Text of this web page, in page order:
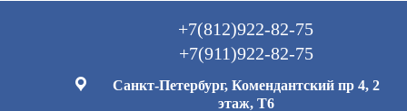
+7(812)922-82-75
+7(911)922-82-75
Санкт-Петербург, Комендантский пр 4, 2
этаж, Т6